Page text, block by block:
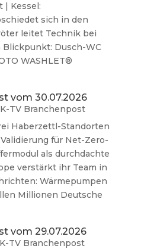
| Kessel:
sich in den
leitet Technik bei
Dusch-WC
WASHLET®
vom 30.07.2026
TV Branchenpost
Haberzettl-Standorten
für Net-Zero-
als durchdachte
verstärkt ihr Team in
Wärmepumpen
Millionen Deutsche
vom 29.07.2026
TV Branchenpost